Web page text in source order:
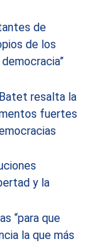
de
de los
resalta la
fuertes
y la
“para que
la que más